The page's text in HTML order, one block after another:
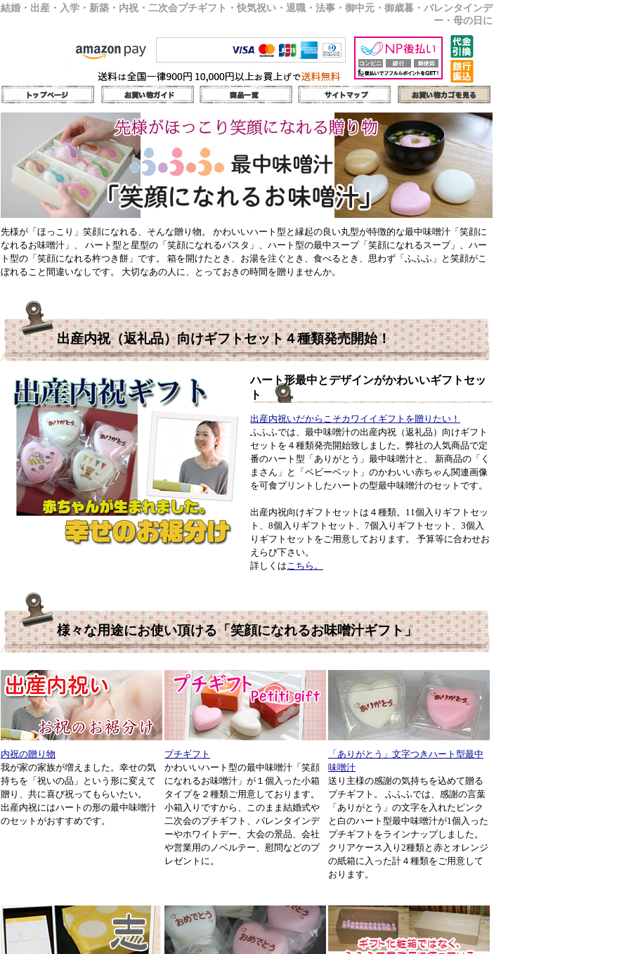
結婚・出産・入学・新築・内祝・二次会プチギフト・快気祝い・退職・法事・御中元・御歳暮・バレンタインデ
ー・母の日に
先様が「ほっこり」笑顔になれる、そんな贈り物。 かわいいハート型と縁起の良い丸型が特徴的な最中味噌汁「笑顔に
なれるお味噌汁」、 ハート型と星型の「笑顔になれるパスタ」、ハート型の最中スープ「笑顔になれるスープ」、ハー
ト型の「笑顔になれる杵つき餅」です。 箱を開けたとき、お湯を注ぐとき、食べるとき、思わず「ふふふ」と笑顔がこ
ぼれること間違いなしです。 大切なあの人に、とっておきの時間を贈りませんか。
出産内祝（返礼品）向けギフトセット４種類発売開始！
ハート形最中とデザインがかわいいギフトセッ
ト
出産内祝いだからこそカワイイギフトを贈りたい！
ふふふでは、最中味噌汁の出産内祝（返礼品）向けギフト
セットを４種類発売開始致しました。弊社の人気商品で定
番のハート型「ありがとう」最中味噌汁と、 新商品の「く
まさん」と「ベビーベット」のかわいい赤ちゃん関連画像
を可食プリントしたハートの型最中味噌汁のセットです。
出産内祝向けギフトセットは４種類。11個入りギフトセッ
ト、8個入りギフトセット、7個入りギフトセット、3個入
りギフトセットをご用意しております。 予算等に合わせお
えらび下さい。
詳しくはこちら。
様々な用途にお使い頂ける「笑顔になれるお味噌汁ギフト」
内祝の贈り物
我が家の家族が増えました。幸せの気
持ちを「祝いの品」という形に変えて
贈り、共に喜び祝ってもらいたい。
出産内祝にはハートの形の最中味噌汁
のセットがおすすめです。
プチギフト
かわいいハート型の最中味噌汁「笑顔
になれるお味噌汁」が１個入った小箱
タイプを２種類ご用意しております。
小箱入りですから、このまま結婚式や
二次会のプチギフト、バレンタインデ
ーやホワイトデー、大会の景品、会社
や営業用のノベルテー、慰問などのプ
レゼントに。
「ありがとう」文字つきハート型最中
味噌汁
送り主様の感謝の気持ちを込めて贈る
プチギフト。 ふふふでは、感謝の言葉
「ありがとう」の文字を入れたピンク
と白のハート型最中味噌汁が1個入った
プチギフトをラインナップしました。
クリアケース入り2種類と赤とオレンジ
の紙箱に入った計４種類をご用意して
おります。